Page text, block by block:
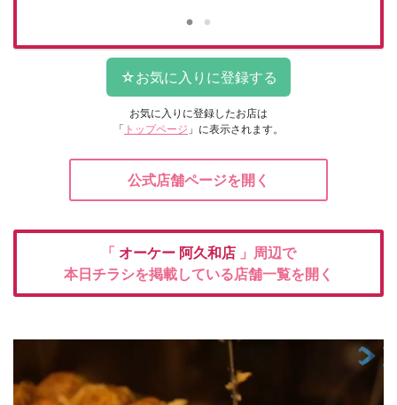
お気に入りに登録したお店は
「 トップページ 」に表示されます。
公式店舗ページを開く
「 オーケー 阿久和店 」周辺で
本日チラシを掲載している店舗一覧を開く